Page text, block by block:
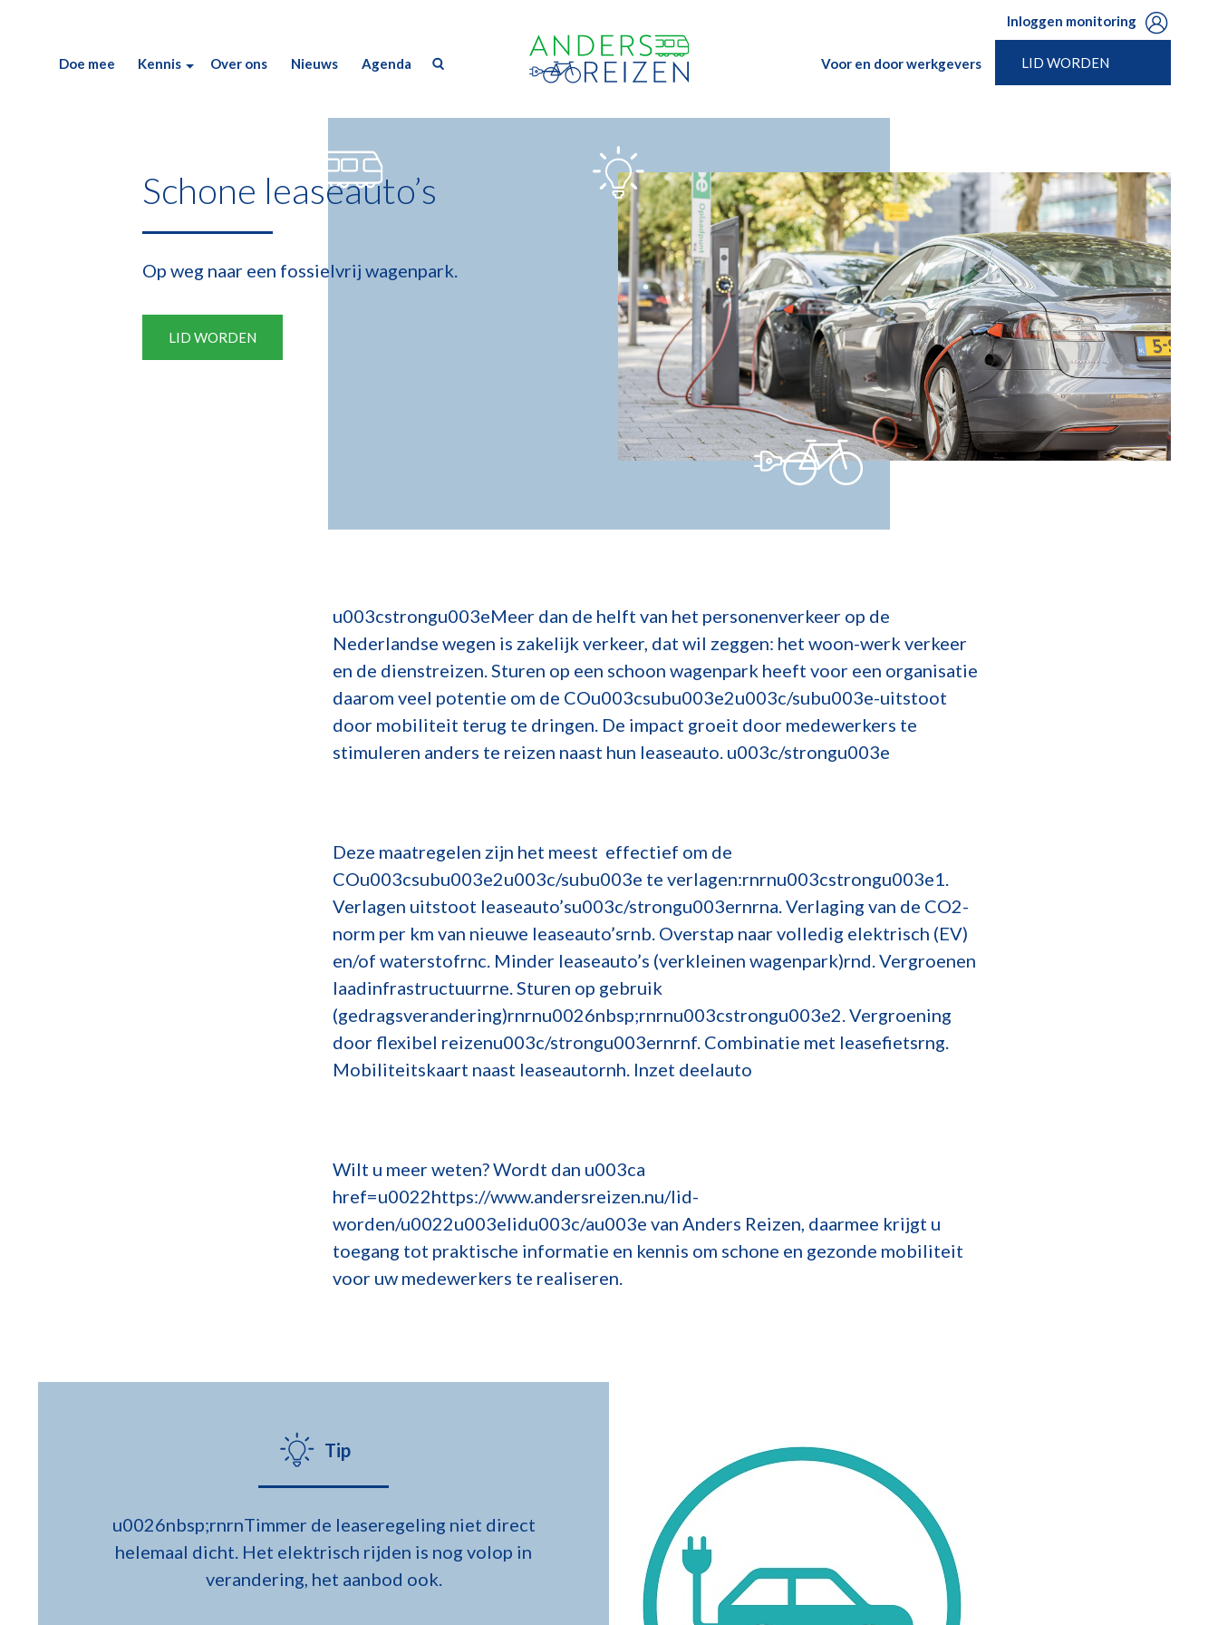
Doe mee Kennis Over ons Nieuws Agenda Voor en door werkgevers
Inloggen monitoring
LID WORDEN
Schone leaseauto’s
Op weg naar een fossielvrij wagenpark.
LID WORDEN
u003cstrongu003eMeer dan de helft van het personenverkeer op de
Nederlandse wegen is zakelijk verkeer, dat wil zeggen: het woon-werk verkeer
en de dienstreizen. Sturen op een schoon wagenpark heeft voor een organisatie
daarom veel potentie om de COu003csubu003e2u003c/subu003e-uitstoot
door mobiliteit terug te dringen. De impact groeit door medewerkers te
stimuleren anders te reizen naast hun leaseauto. u003c/strongu003e
Deze maatregelen zijn het meest effectief om de
COu003csubu003e2u003c/subu003e te verlagen:rnrnu003cstrongu003e1.
Verlagen uitstoot leaseauto’su003c/strongu003ernrna. Verlaging van de CO2-
norm per km van nieuwe leaseauto’srnb. Overstap naar volledig elektrisch (EV)
en/of waterstofrnc. Minder leaseauto’s (verkleinen wagenpark)rnd. Vergroenen
laadinfrastructuurrne. Sturen op gebruik
(gedragsverandering)rnrnu0026nbsp;rnrnu003cstrongu003e2. Vergroening
door flexibel reizenu003c/strongu003ernrnf. Combinatie met leasefietsrng.
Mobiliteitskaart naast leaseautornh. Inzet deelauto
Wilt u meer weten? Wordt dan u003ca
href=u0022https://www.andersreizen.nu/lid-
worden/u0022u003elidu003c/au003e van Anders Reizen, daarmee krijgt u
toegang tot praktische informatie en kennis om schone en gezonde mobiliteit
voor uw medewerkers te realiseren.
Tip
u0026nbsp;rnrnTimmer de leaseregeling niet direct
helemaal dicht. Het elektrisch rijden is nog volop in
verandering, het aanbod ook.